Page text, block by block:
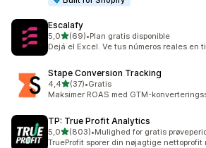
Escalafy
5,0ud af 5 stjerner
(69)
69 anmeldelser i alt
•Plan gratis disponible
Dejá el Excel. Ve tus números reales en
Stape Conversion Tracking
4,4ud af 5 stjerner
(37)
37 anmeldelser i alt
•Gratis
Maksimer ROAS med GTM-
TP: True Profit Analytics
5,0ud af 5 stjerner
(803)
803 anmeldelser i alt
•Mulighed for gratis
TrueProfit sporer din nøjagtige